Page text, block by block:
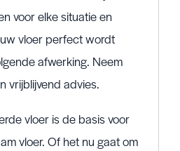
voor elke situatie en
vloer perfect wordt
afwerking. Neem
vrijblijvend advies.
vloer is de basis voor
vloer. Of het nu gaat om